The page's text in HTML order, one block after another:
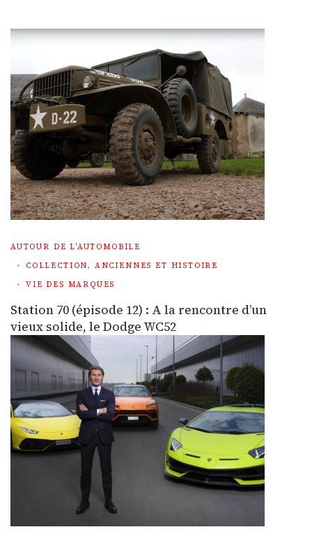
AUTOUR DE L'AUTOMOBILE
COLLECTION, ANCIENNES ET HISTOIRE
VIE DES MARQUES
Station 70 (épisode 12) : A la rencontre d’un
vieux solide, le Dodge WC52